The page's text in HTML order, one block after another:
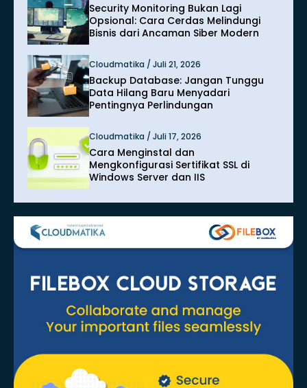
Security Monitoring Bukan Lagi
Opsional: Cara Cerdas Melindungi
Bisnis dari Ancaman Siber Modern
Cloudmatika / Juli 21, 2026
Backup Database: Jangan Tunggu
Data Hilang Baru Menyadari
Pentingnya Perlindungan
Cloudmatika / Juli 17, 2026
Cara Menginstal dan
Mengkonfigurasi Sertifikat SSL di
Windows Server dan IIS